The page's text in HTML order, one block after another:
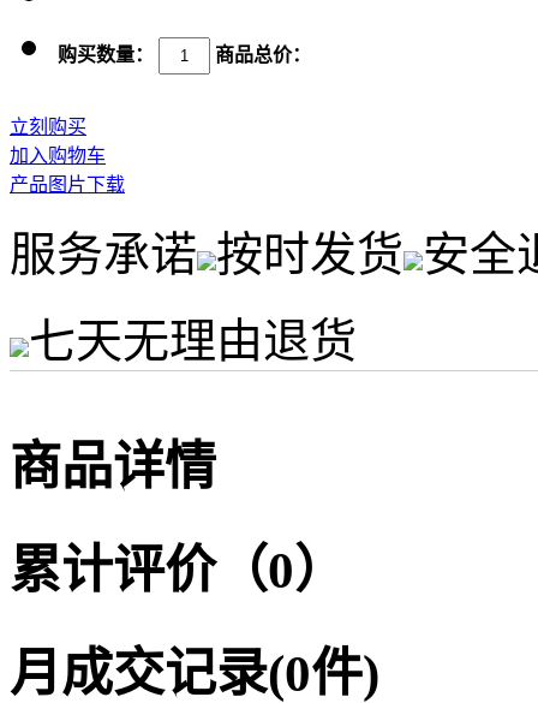
购买数量： 商品总价：
立刻购买
加入购物车
产品图片下载
服务承诺 按时发货 安全
七天无理由退货
商品详情
累计评价（0）
月成交记录(0件)